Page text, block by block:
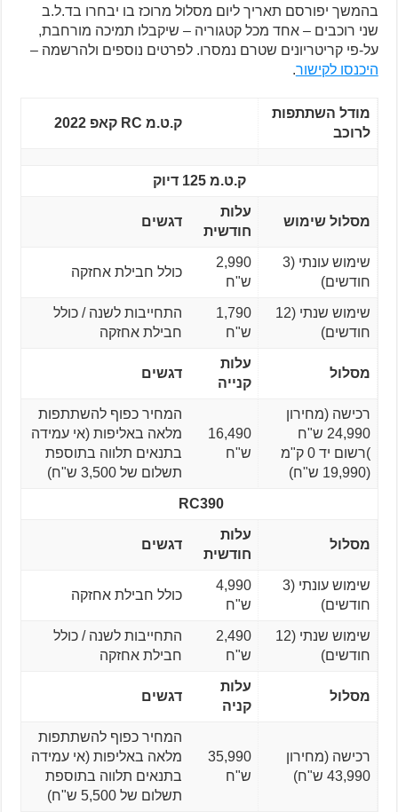
בהמשך יפורסם תאריך ליום מסלול מרוכז בו יבחרו בד.ל.ב
שני רוכבים – אחד מכל קטגוריה – שיקבלו תמיכה מורחבת,
על-פי קריטריונים שטרם נמסרו. לפרטים נוספים ולהרשמה –
היכנסו לקישור.
מודל השתתפות
לרוכב
ק.ט.מ RC קאפ 2022
ק.ט.מ 125 דיוק
מסלול שימוש
עלות
חודשית
דגשים
שימוש עונתי (3
חודשים)
2,990
ש"ח
כולל חבילת אחזקה
שימוש שנתי (12
חודשים)
1,790
ש"ח
התחייבות לשנה / כולל
חבילת אחזקה
מסלול
עלות
קנייה
דגשים
רכישה (מחירון
24,990 ש"ח
)רשום יד 0 ק"מ
(19,990 ש"ח)
16,490
ש"ח
המחיר כפוף להשתתפות
מלאה באליפות (אי עמידה
בתנאים תלווה בתוספת
תשלום של 3,500 ש"ח)
RC390
מסלול
עלות
חודשית
דגשים
שימוש עונתי (3
חודשים)
4,990
ש"ח
כולל חבילת אחזקה
שימוש שנתי (12
חודשים)
2,490
ש"ח
התחייבות לשנה / כולל
חבילת אחזקה
מסלול
עלות
קניה
דגשים
רכישה (מחירון
43,990 ש"ח)
35,990
ש"ח
המחיר כפוף להשתתפות
מלאה באליפות (אי עמידה
בתנאים תלווה בתוספת
תשלום של 5,500 ש"ח)